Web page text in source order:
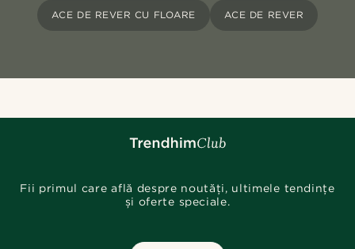
ACE DE REVER CU FLOARE ACE DE REVER
Fii primul care află despre noutăți, ultimele tendințe
și oferte speciale.